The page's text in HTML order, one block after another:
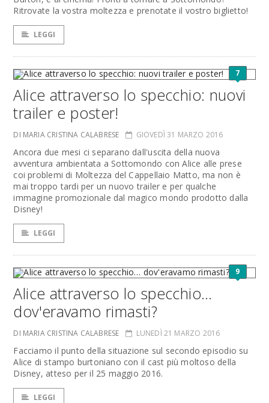
Ritrovate la vostra moltezza e prenotate il vostro biglietto!
LEGGI
7
Alice attraverso lo specchio: nuovi
trailer e poster!
DI MARIA CRISTINA CALABRESE GIOVEDÌ 31 MARZO 2016
Ancora due mesi ci separano dall'uscita della nuova
avventura ambientata a Sottomondo con Alice alle prese
coi problemi di Moltezza del Cappellaio Matto, ma non è
mai troppo tardi per un nuovo trailer e per qualche
immagine promozionale dal magico mondo prodotto dalla
Disney!
LEGGI
9
Alice attraverso lo specchio…
dov'eravamo rimasti?
DI MARIA CRISTINA CALABRESE LUNEDÌ 21 MARZO 2016
Facciamo il punto della situazione sul secondo episodio su
Alice di stampo burtoniano con il cast più moltoso della
Disney, atteso per il 25 maggio 2016.
LEGGI